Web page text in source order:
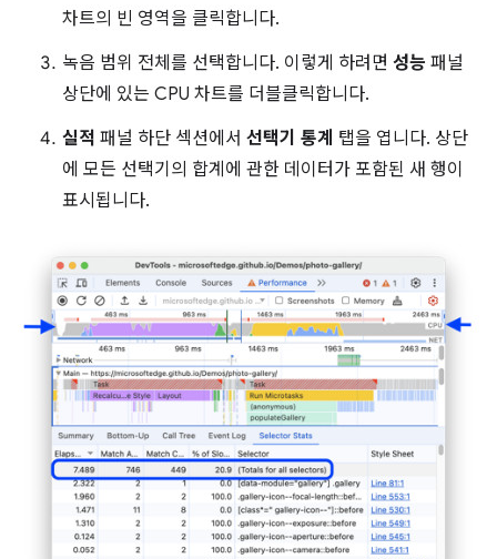
차트의 빈 영역을 클릭합니다.
녹음 범위 전체를 선택합니다. 이렇게 하려면 성능 패널
상단에 있는 CPU 차트를 더블클릭합니다.
실적 패널 하단 섹션에서 선택기 통계 탭을 엽니다. 상단
에 모든 선택기의 합계에 관한 데이터가 포함된 새 행이
표시됩니다.